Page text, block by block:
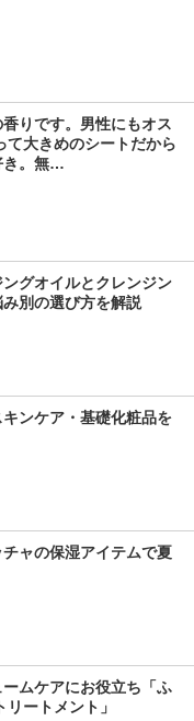
りです。男性にもオス
て大きめのシートだから
き。無…
グオイルとクレンジン
別の選び方を解説
ンケア・基礎化粧品を
ャの保湿アイテムで夏
ムケアにお役立ち「ふ
ートメント」